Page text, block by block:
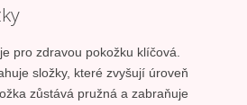
je pro zdravou pokožku klíčová.
složky, které zvyšují úroveň
zůstává pružná a zabraňuje